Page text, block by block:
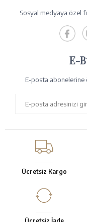
Sosyal medyaya özel
E-
E-posta abonelerine
Ücretsiz Kargo